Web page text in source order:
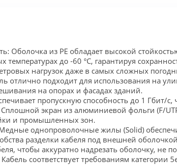
Оболочка из PE обладает высокой
температурах до -60 °C, гарантируя
нагрузок даже в самых сложных
отлично подходит для использования на
на опорах и фасадах зданий.
пропускную способность до 1
экран из алюминиевой фольги (F/
и промышленных зон.
однопроволочные жилы (Solid)
разделки кабеля под внешней
чтобы аккуратно надрезать оболочку, не
соответствует требованиям категории